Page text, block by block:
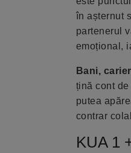
în așternut
partenerul
emoțional,
Bani,
țină cont
putea
contrar
KUA 1